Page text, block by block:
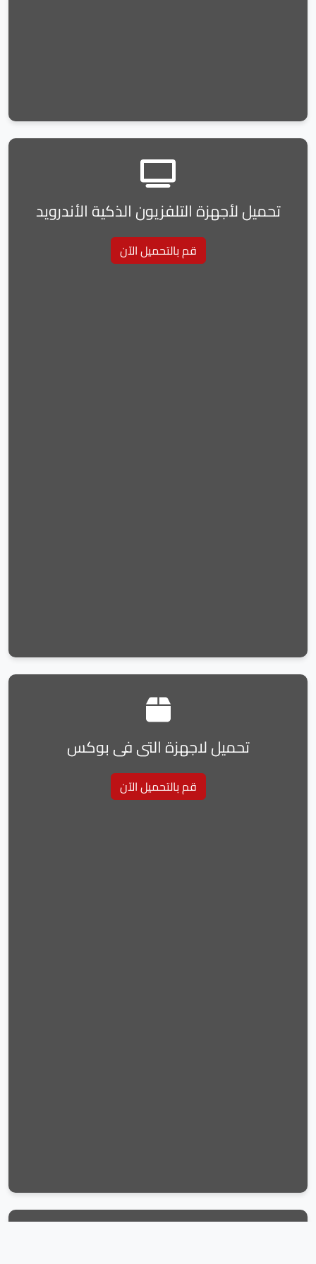
تحميل لأجهزة التلفزيون الذكية الأندرويد
قم بالتحميل الآن
تحميل لاجهزة التى فى بوكس
قم بالتحميل الآن